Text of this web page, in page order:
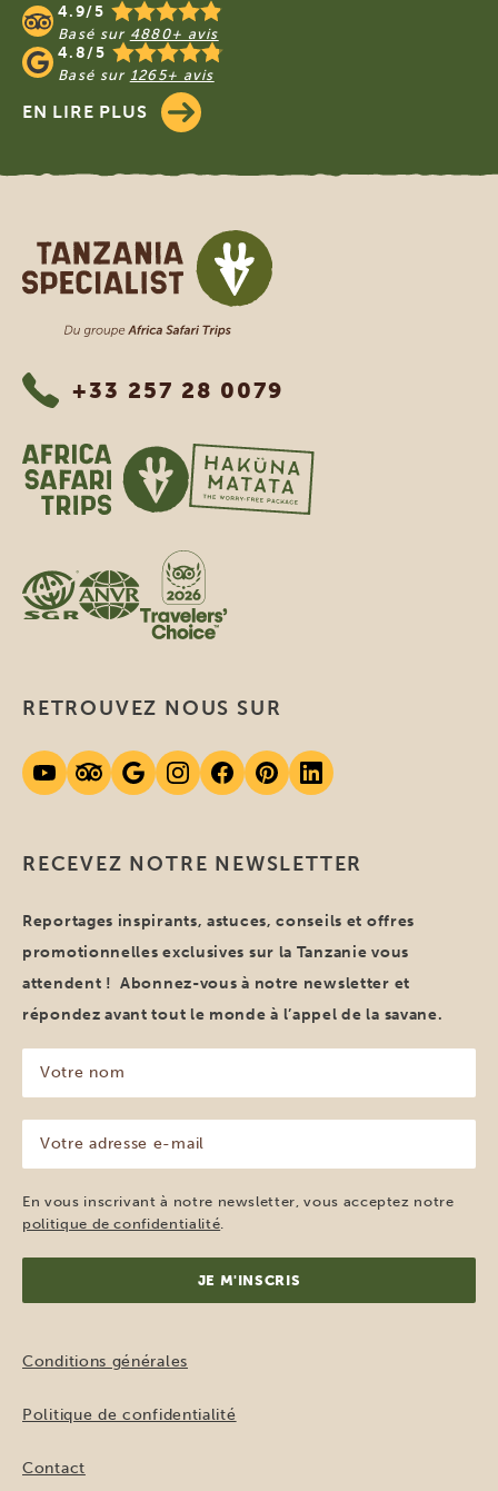
4.9/5
Basé sur 4880+ avis
4.8/5
Basé sur 1265+ avis
EN LIRE PLUS
Tanzania Specialist
+33 257 28 0079
RECEVEZ NOTRE NEWSLETTER
Reportages inspirants, astuces, conseils et offres
promotionnelles exclusives sur la Tanzanie vous
attendent ! Abonnez-vous à notre newsletter et
répondez avant tout le monde à l’appel de la savane.
nom
(Nécessaire)
adresse
e-
mail
(Nécessaire)
En vous inscrivant à notre newsletter, vous acceptez notre
politique de confidentialité
RETROUVEZ NOUS SUR
Conditions générales
Politique de confidentialité
Contact